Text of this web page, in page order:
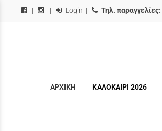
Login | Τηλ. παραγγελίες:
ΑΡΧΙΚΗ ΚΑΛΟΚΑΙΡΙ 2026